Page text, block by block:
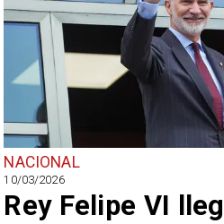
NACIONAL
10/03/2026
Rey Felipe VI